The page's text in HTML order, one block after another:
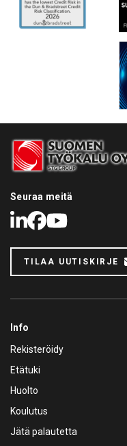
Seuraa meitä
LinkedIn
Facebook
Youtube
TILAA UUTISKIRJE
Info
Rekisteröidy
Etätuki
Huolto
Koulutus
Jätä palautetta